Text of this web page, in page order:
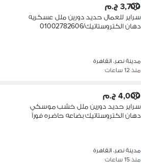
3,700 ج.م
سراير للعمال حديد دورين ملل عسكريه
دهان الكتروستاتيك/01002782606
مدينة نصر، القاهرة
منذ 12 ساعات
4,000 ج.م
سراير حديد دورين ملل خشب موسكي
دهان الكتروستاتيك بضاعه حاضره فورآ
مدينة نصر، القاهرة
منذ 15 ساعات